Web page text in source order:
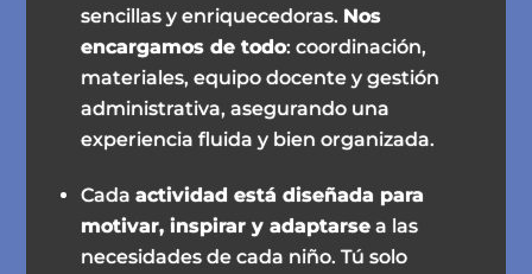
sencillas y enriquecedoras. Nos
encargamos de todo: coordinación,
materiales, equipo docente y gestión
administrativa, asegurando una
experiencia fluida y bien organizada.
Cadaactividad está diseñada para
motivar, inspirar y adaptarse a las
necesidades de cada niño. Tú solo